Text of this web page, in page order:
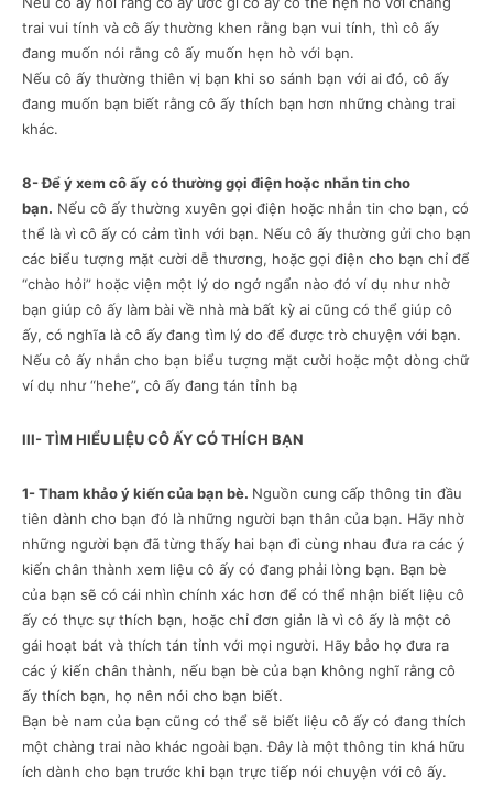
trai vui tính và cô ấy thường khen rằng bạn vui tính, thì cô ấy
đang muốn nói rằng cô ấy muốn hẹn hò với bạn.
Nếu cô ấy thường thiên vị bạn khi so sánh bạn với ai đó, cô ấy
đang muốn bạn biết rằng cô ấy thích bạn hơn những chàng trai
khác.
8- Để ý xem cô ấy có thường gọi điện hoặc nhắn tin cho
bạn. Nếu cô ấy thường xuyên gọi điện hoặc nhắn tin cho bạn, có
thể là vì cô ấy có cảm tình với bạn. Nếu cô ấy thường gửi cho bạn
các biểu tượng mặt cười dễ thương, hoặc gọi điện cho bạn chỉ để
“chào hỏi” hoặc viện một lý do ngớ ngẩn nào đó ví dụ như nhờ
bạn giúp cô ấy làm bài về nhà mà bất kỳ ai cũng có thể giúp cô
ấy, có nghĩa là cô ấy đang tìm lý do để được trò chuyện với bạn.
Nếu cô ấy nhắn cho bạn biểu tượng mặt cười hoặc một dòng chữ
ví dụ như “hehe”, cô ấy đang tán tỉnh bạ
III- TÌM HIỂU LIỆU CÔ ẤY CÓ THÍCH BẠN
1- Tham khảo ý kiến của bạn bè. Nguồn cung cấp thông tin đầu
tiên dành cho bạn đó là những người bạn thân của bạn. Hãy nhờ
những người bạn đã từng thấy hai bạn đi cùng nhau đưa ra các ý
kiến chân thành xem liệu cô ấy có đang phải lòng bạn. Bạn bè
của bạn sẽ có cái nhìn chính xác hơn để có thể nhận biết liệu cô
ấy có thực sự thích bạn, hoặc chỉ đơn giản là vì cô ấy là một cô
gái hoạt bát và thích tán tỉnh với mọi người. Hãy bảo họ đưa ra
các ý kiến chân thành, nếu bạn bè của bạn không nghĩ rằng cô
ấy thích bạn, họ nên nói cho bạn biết.
Bạn bè nam của bạn cũng có thể sẽ biết liệu cô ấy có đang thích
một chàng trai nào khác ngoài bạn. Đây là một thông tin khá hữu
ích dành cho bạn trước khi bạn trực tiếp nói chuyện với cô ấy.